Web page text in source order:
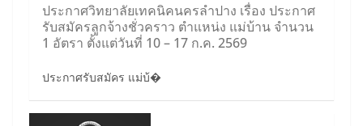
ประกาศวิทยาลัยเทคนิคนครลำปาง เรื่อง ประกาศ
รับสมัครลูกจ้างชั่วคราว ตำแหน่ง แม่บ้าน จำนวน
1 อัตรา ตั้งแต่วันที่ 10 – 17 ก.ค. 2569
ประกาศรับสมัคร แม่บ้�